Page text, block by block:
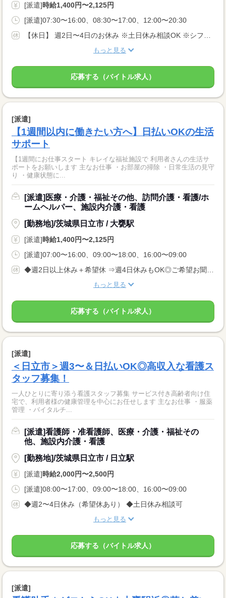
[派遣]時給1,400円〜2,125円
[派遣]07:30〜16:00、08:30〜17:00、12:00〜20:30
もっと見る
応募する（バイトル求人）
[派遣]
【1週間以内に働きたい方へ】日払いOKの生活
サポート
【1週間にお仕事スタート キレイな福祉施設で 利用者さんの生活サ
ポートをお願いします 主なお仕事 ・お部屋の掃除 ・日常生活の見守
り ・健康状態に...
[派遣]医療・介護・福祉その他、訪問介護・看護/ホ
ームヘルパー、施設内介護・看護
[勤務地]/茨城県日立市 / 大甕駅
[派遣]時給1,400円〜2,125円
[派遣]07:00〜16:00、09:00〜18:00、16:00〜09:00
もっと見る
応募する（バイトル求人）
[派遣]
＜日立市＞週3〜＆日払いOK◎高収入な看護ス
タッフ募集！
一人ひとりに寄り添う看護スタッフ募集 サービス付き高齢者向け住
宅で、利用者様の健康管理を中心にお任せします 主なお仕事 ・服薬
管理 ・バイタルチ...
[派遣]看護師・准看護師、医療・介護・福祉その
他、施設内介護・看護
[勤務地]/茨城県日立市 / 日立駅
[派遣]時給2,000円〜2,500円
[派遣]08:00〜17:00、09:00〜18:00、16:00〜09:00
◆週2〜4日休み（希望休あり） ◆土日休み相談可
もっと見る
応募する（バイトル求人）
[派遣]